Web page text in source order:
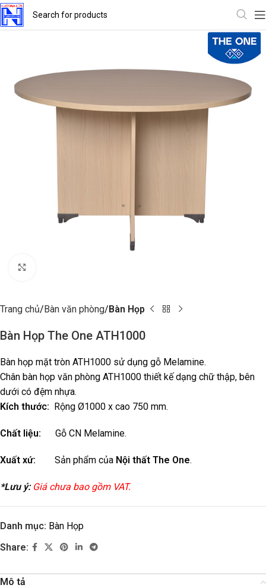
Trang chủ Bàn văn phòng Bàn Họp
Bàn Họp The One ATH1000
Bàn họp mặt tròn ATH1000 sử dụng gỗ Melamine.
Chân bàn họp văn phòng ATH1000 thiết kế dạng chữ thập, bên
dưới có đệm nhựa.
Kích thước: Rộng Ø1000 x cao 750 mm.
Chất liệu: Gỗ CN Melamine.
Xuất xứ: Sản phẩm của Nội thất The One.
*Lưu ý: Giá chưa bao gồm VAT.
Danh mục: Bàn Họp
Share:
Mô tả